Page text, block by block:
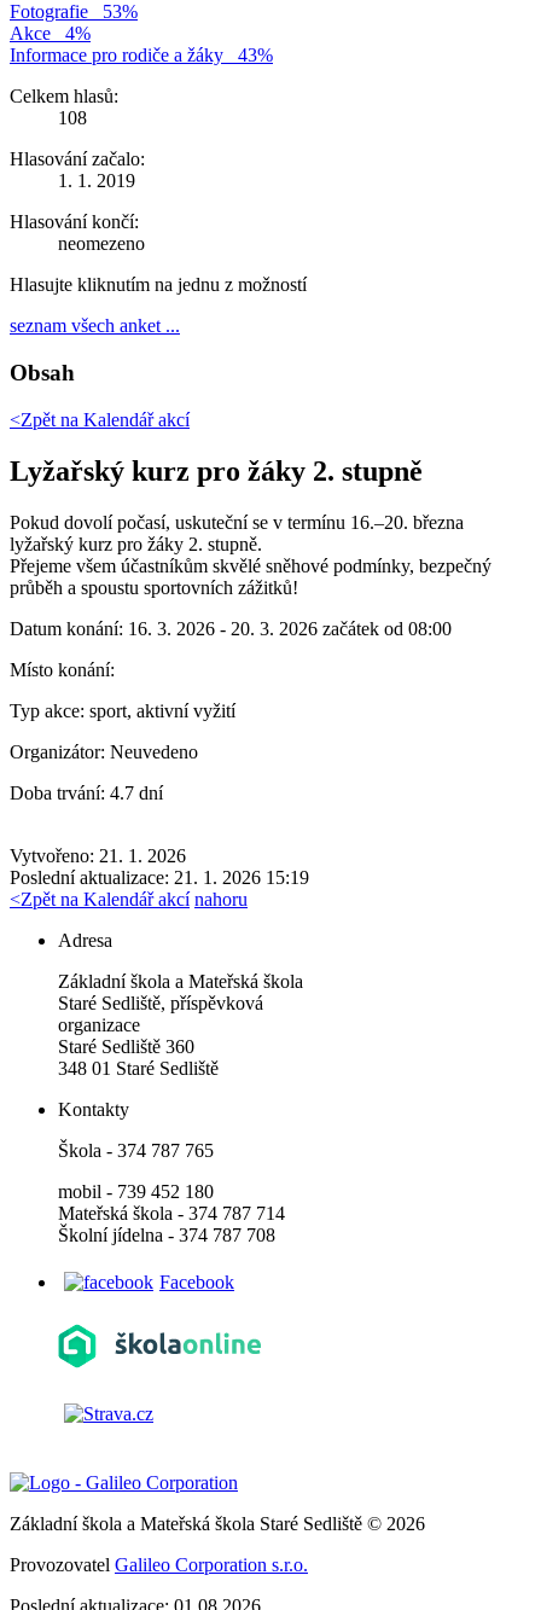
Fotografie
53%
Akce
4%
Informace pro rodiče a žáky
43%
Celkem hlasů:
108
Hlasování začalo:
1. 1. 2019
Hlasování končí:
neomezeno
Hlasujte kliknutím na jednu z možností
seznam všech anket ...
Obsah
<Zpět na Kalendář akcí
Lyžařský kurz pro žáky 2. stupně
Pokud dovolí počasí, uskuteční se v termínu 16.–20. března
lyžařský kurz pro žáky 2. stupně.
Přejeme všem účastníkům skvělé sněhové podmínky, bezpečný
průběh a spoustu sportovních zážitků!
Datum konání: 16. 3. 2026 - 20. 3. 2026 začátek od 08:00
Místo konání:
Typ akce: sport, aktivní vyžití
Organizátor: Neuvedeno
Doba trvání: 4.7 dní
Vytvořeno: 21. 1. 2026
Poslední aktualizace: 21. 1. 2026 15:19
<Zpět na Kalendář akcí nahoru
Adresa
Základní škola a Mateřská škola
Staré Sedliště, příspěvková
organizace
Staré Sedliště 360
348 01 Staré Sedliště
Kontakty
Škola - 374 787 765
mobil - 739 452 180
Mateřská škola - 374 787 714
Školní jídelna - 374 787 708
Facebook
Základní škola a Mateřská škola Staré Sedliště © 2026
Provozovatel Galileo Corporation s.r.o.
Poslední aktualizace: 01.08.2026